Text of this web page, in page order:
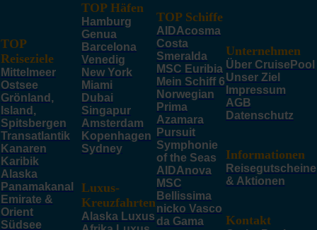
TOP
Reiseziele
Mittelmeer
Ostsee
Grönland,
Island,
Spitsbergen
Transatlantik
Kanaren
Karibik
Alaska
Panamakanal
Emirate &
Orient
Südsee
TOP Häfen
Hamburg
Genua
Barcelona
Venedig
New York
Miami
Dubai
Singapur
Amsterdam
Kopenhagen
Sydney
Luxus-
Kreuzfahrten
Alaska Luxus
TOP Schiffe
AIDAcosma
Costa
Smeralda
MSC Euribia
Mein Schiff 6
Norwegian
Prima
Azamara
Pursuit
Symphonie
of the Seas
AIDAnova
MSC
Bellissima
nicko Vasco
da Gama
Unternehmen
Über CruisePool
Unser Ziel
Impressum
AGB
Datenschutz
Informationen
Reisegutscheine
& Aktionen
Kontakt